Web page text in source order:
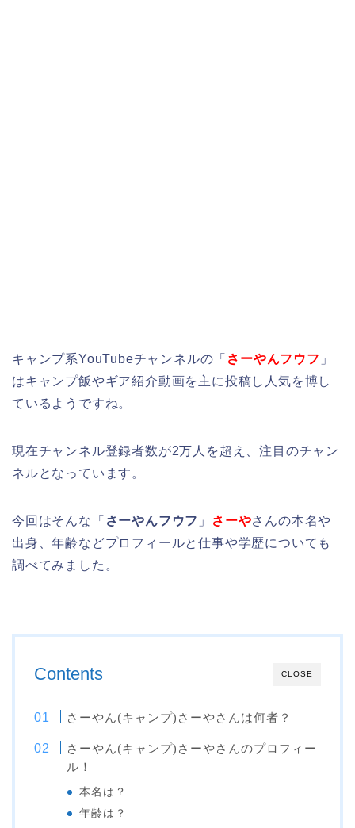
キャンプ系YouTubeチャンネルの「 さーやんフウフ 」
はキャンプ飯やギア紹介動画を主に投稿し人気を博し
ているようですね。
現在チャンネル登録者数が2万人を超え、注目のチャン
ネルとなっています。
今回はそんな「 さーやんフウフ 」 さーやさんの本名や
出身、年齢などプロフィールと仕事や学歴についても
調べてみました。
CLOSE
Contents
さーやん(キャンプ)さーやさんは何者？
さーやん(キャンプ)さーやさんのプロフィー
ル！
本名は？
年齢は？